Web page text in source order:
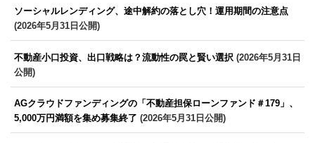
ソーシャルレンディング、途中解約の落とし穴！運用期間の注意点
(2026年5月31日公開)
不動産小口投資、出口戦略は？流動性の罠と賢い選択 (2026年5月31日
公開)
AGクラウドファンディングの「不動産担保ローンファンド＃179」、
5,000万円満額を集め募集終了 (2026年5月31日公開)